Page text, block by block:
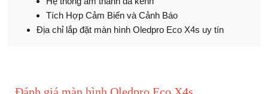
Tích Hợp Cảm Biến và Cảnh Báo
Địa chỉ lắp đặt màn hình Oledpro Eco X4s uy tín